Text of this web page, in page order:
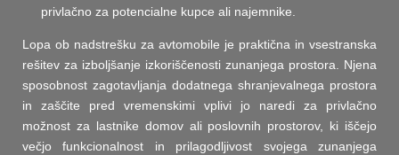
privlačno za potencialne kupce ali najemnike.
Lopa ob nadstrešku za avtomobile je praktična in vsestranska
rešitev za izboljšanje izkoriščenosti zunanjega prostora. Njena
sposobnost zagotavljanja dodatnega shranjevalnega prostora
in zaščite pred vremenskimi vplivi jo naredi za privlačno
možnost za lastnike domov ali poslovnih prostorov, ki iščejo
večjo funkcionalnost in prilagodljivost svojega zunanjega